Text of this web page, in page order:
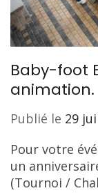
Baby-foot
animation.
Publié le 29
Pour votre
un
(Tournoi /